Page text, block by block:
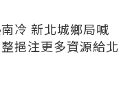
冷 新北城鄉局喊
挹注更多資源給北